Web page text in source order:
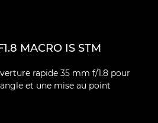
MACRO IS STM
rapide 35 mm f/1.8 pour
et une mise au point